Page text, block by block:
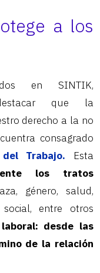
a los
en SINTIK,
que la
derecho a la no
consagrado
Trabajo. Esta
los tratos
género, salud,
entre otros
desde las
de la relación